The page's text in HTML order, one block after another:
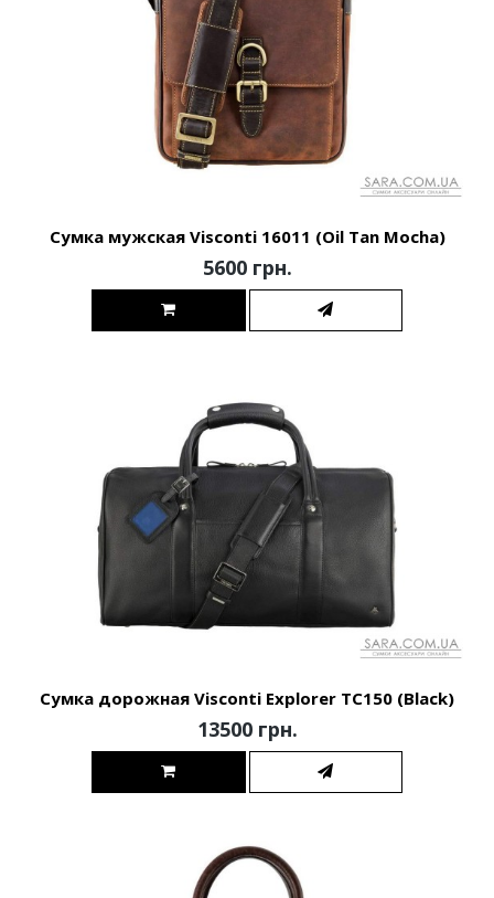
Сумка мужская Visconti 16011 (Oil Tan Mocha)
5600 грн.
Сумка дорожная Visconti Explorer TC150 (Black)
13500 грн.